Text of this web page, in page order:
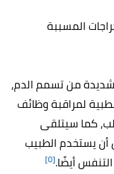
المسببة
من تسمم الدم،
لمراقبة وظائف
كما سيتلقى
أن يستخدم الطبيب
أيضًا.[٥]